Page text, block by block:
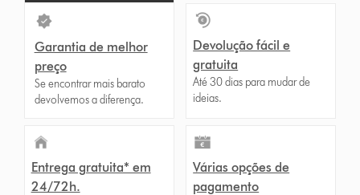
Garantia de melhor
preço
Se encontrar mais barato
devolvemos a diferença.
Devolução fácil e
gratuita
Até 30 dias para mudar de
ideias.
Entrega gratuita* em
24/72h.
Várias opções de
pagamento